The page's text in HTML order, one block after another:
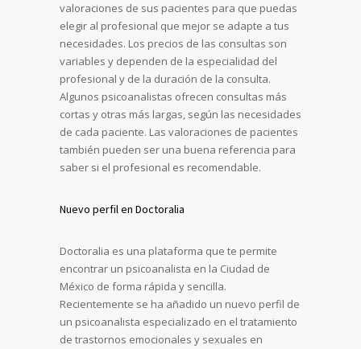
valoraciones de sus pacientes para que puedas
elegir al profesional que mejor se adapte a tus
necesidades. Los precios de las consultas son
variables y dependen de la especialidad del
profesional y de la duración de la consulta.
Algunos psicoanalistas ofrecen consultas más
cortas y otras más largas, según las necesidades
de cada paciente. Las valoraciones de pacientes
también pueden ser una buena referencia para
saber si el profesional es recomendable.
Nuevo perfil en Doctoralia
Doctoralia es una plataforma que te permite
encontrar un psicoanalista en la Ciudad de
México de forma rápida y sencilla.
Recientemente se ha añadido un nuevo perfil de
un psicoanalista especializado en el tratamiento
de trastornos emocionales y sexuales en